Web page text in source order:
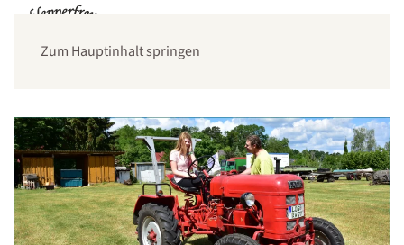
Zum Hauptinhalt springen